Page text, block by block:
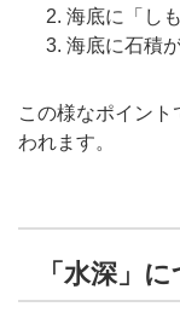
海底に「し
海底に石積が
この様なポイン
われます。
「水深」